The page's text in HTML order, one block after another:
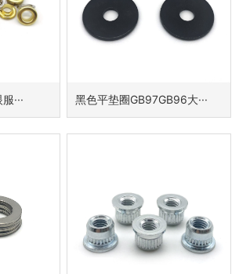
··· 黑色平垫圈GB97GB96大···